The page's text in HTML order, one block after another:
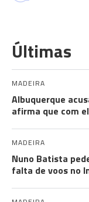
Últimas
MADEIRA
Albuquerque
afirma que com
MADEIRA
Nuno Batista
falta de voos no